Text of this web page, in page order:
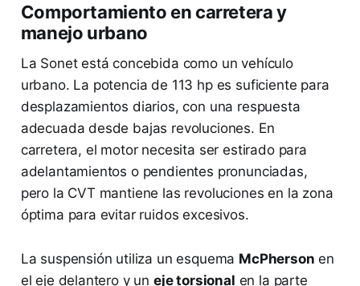
Comportamiento en carretera y
manejo urbano
La Sonet está concebida como un vehículo
urbano. La potencia de 113 hp es suficiente para
desplazamientos diarios, con una respuesta
adecuada desde bajas revoluciones. En
carretera, el motor necesita ser estirado para
adelantamientos o pendientes pronunciadas,
pero la CVT mantiene las revoluciones en la zona
óptima para evitar ruidos excesivos.
La suspensión utiliza un esquema McPherson en
el eje delantero y un eje torsional en la parte